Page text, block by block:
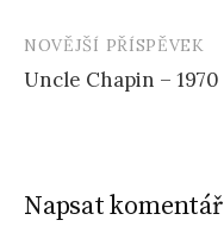
NOVĚJŠÍ PŘÍSPĚVEK
Uncle Chapin – 1970
Napsat komentář